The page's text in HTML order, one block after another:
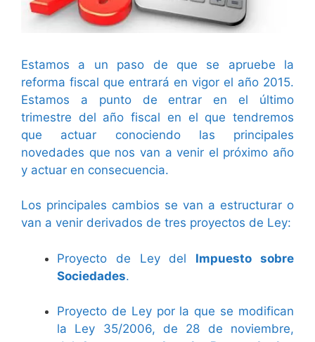
Estamos a un paso de que se apruebe la
reforma fiscal que entrará en vigor el año 2015.
Estamos a punto de entrar en el último
trimestre del año fiscal en el que tendremos
que actuar conociendo las principales
novedades que nos van a venir el próximo año
y actuar en consecuencia.
Los principales cambios se van a estructurar o
van a venir derivados de tres proyectos de Ley:
Proyecto de Ley del Impuesto sobre
Sociedades.
Proyecto de Ley por la que se modifican
la Ley 35/2006, de 28 de noviembre,